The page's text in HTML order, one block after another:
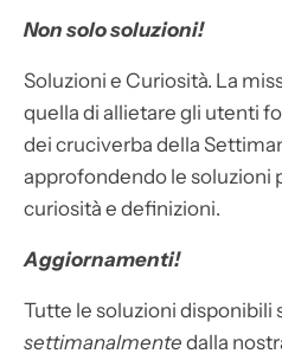
Non solo soluzioni!
Soluzioni e Curiosità. La
quella di allietare gli utenti
dei cruciverba della
approfondendo le soluzioni
curiosità e definizioni.
Aggiornamenti!
Tutte le soluzioni disponibili
settimanalmente dalla